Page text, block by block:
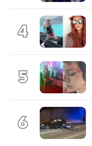
4
5
6